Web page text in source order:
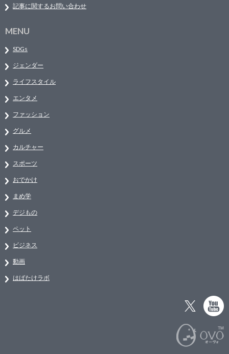
記事に関するお問い合わせ
MENU
SDGs
ジェンダー
ライフスタイル
エンタメ
ファッション
グルメ
カルチャー
スポーツ
おでかけ
まめ学
デジもの
ペット
ビジネス
動画
はばたけラボ